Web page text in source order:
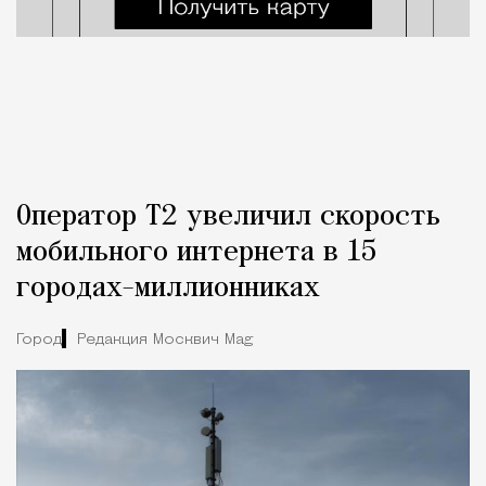
Оператор Т2 увеличил скорость
мобильного интернета в 15
городах-миллионниках
Город Редакция Москвич Mag